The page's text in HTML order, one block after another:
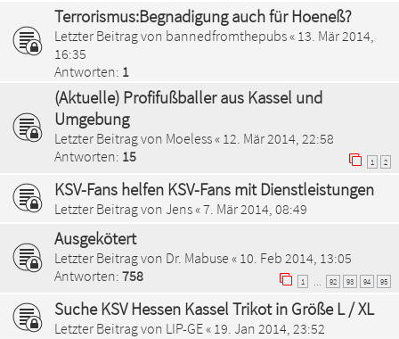
Terrorismus:Begnadigung auch für Hoeneß?
Letzter Beitrag von bannedfromthepubs« 13. Mär 2014,
16:35
Antworten: 1
(Aktuelle) Profifußballer aus Kassel und
Umgebung
Letzter Beitrag von Moeless« 12. Mär 2014, 22:58
Antworten: 15 1 2
KSV-Fans helfen KSV-Fans mit Dienstleistungen
Letzter Beitrag von Jens«7. Mär 2014, 08:49
Ausgekötert
Letzter Beitrag von Dr. Mabuse « 10. Feb 2014, 13:05
Antworten: 758 1 92 93 94 95
Suche KSV Hessen Kassel Trikot in Größe L / XL
Letzter Beitrag von LIP-GE« 19. Jan 2014, 23:52